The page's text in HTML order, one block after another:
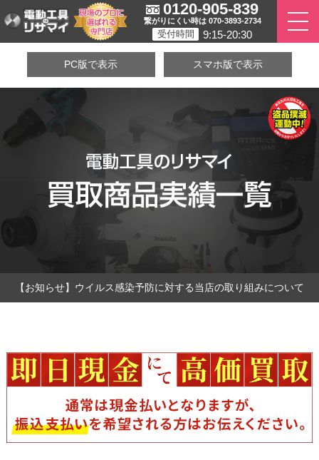
0120-905-839
繋がりにくい時は 070-3893-2734
受付時間 9:15-20:30
PC版で表示 スマホ版で表示
【お知らせ】ウイルス感染予防に対する当店の取り組みについて